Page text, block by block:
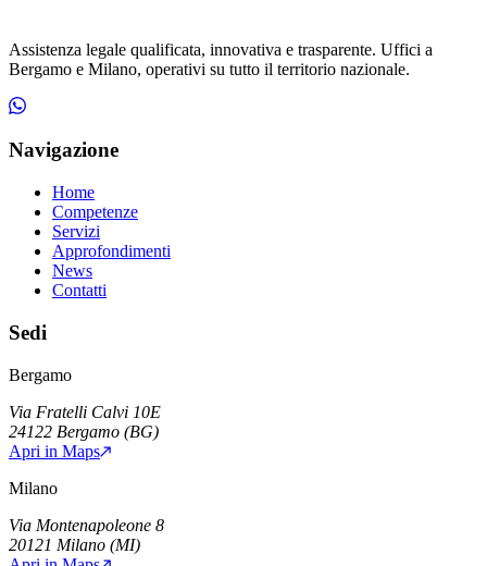
Assistenza legale qualificata, innovativa e trasparente. Uffici a
Bergamo e Milano, operativi su tutto il territorio nazionale.
Navigazione
Home
Competenze
Servizi
Approfondimenti
News
Contatti
Sedi
Bergamo
Via Fratelli Calvi 10E
24122 Bergamo (BG)
Apri in Maps
Milano
Via Montenapoleone 8
20121 Milano (MI)